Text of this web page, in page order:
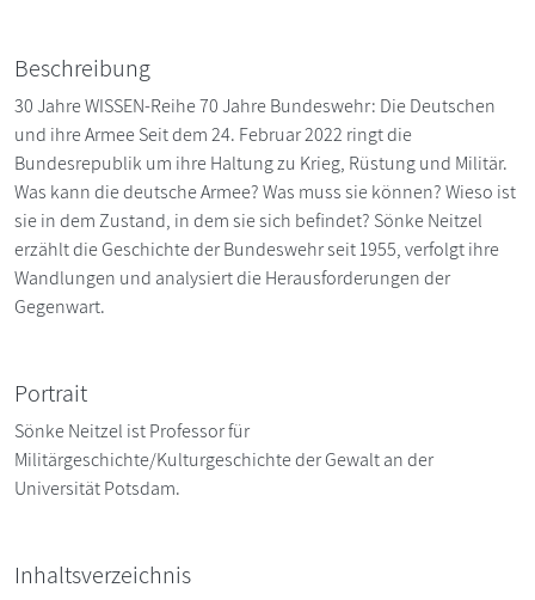
Beschreibung
30 Jahre WISSEN-Reihe 70 Jahre Bundeswehr: Die Deutschen
und ihre Armee Seit dem 24. Februar 2022 ringt die
Bundesrepublik um ihre Haltung zu Krieg, Rüstung und Militär.
Was kann die deutsche Armee? Was muss sie können? Wieso ist
sie in dem Zustand, in dem sie sich befindet? Sönke Neitzel
erzählt die Geschichte der Bundeswehr seit 1955, verfolgt ihre
Wandlungen und analysiert die Herausforderungen der
Gegenwart.
Portrait
Sönke Neitzel ist Professor für
Militärgeschichte/Kulturgeschichte der Gewalt an der
Universität Potsdam.
Inhaltsverzeichnis